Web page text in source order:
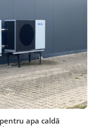
apa caldă